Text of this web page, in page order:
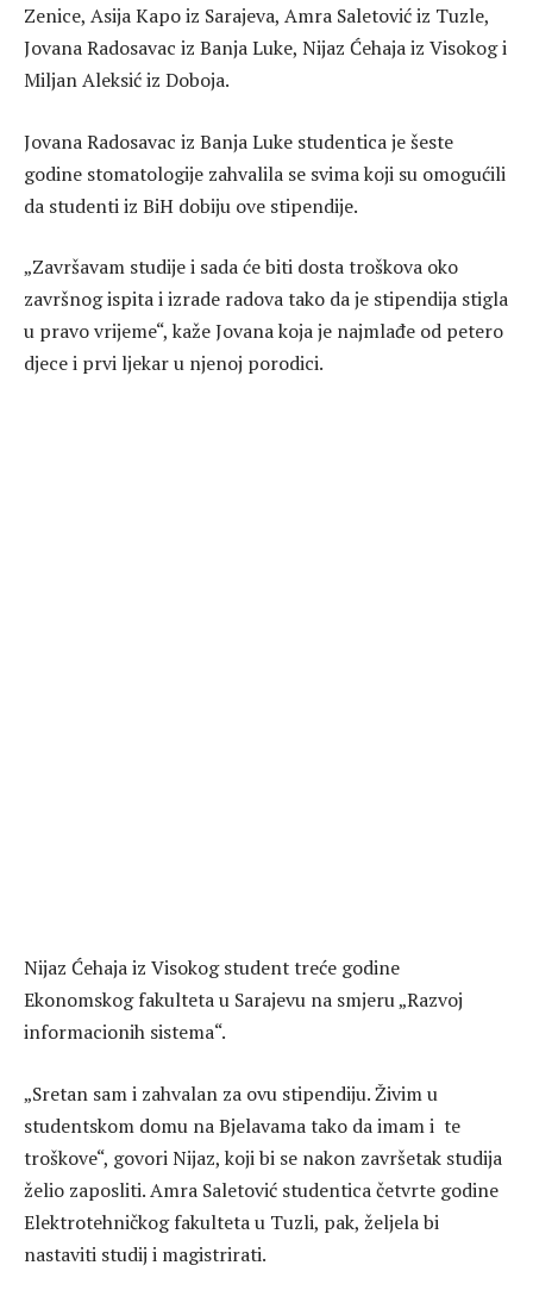
Zenice, Asija Kapo iz Sarajeva, Amra Saletović iz Tuzle,
Jovana Radosavac iz Banja Luke, Nijaz Ćehaja iz Visokog i
Miljan Aleksić iz Doboja.
Jovana Radosavac iz Banja Luke studentica je šeste
godine stomatologije zahvalila se svima koji su omogućili
da studenti iz BiH dobiju ove stipendije.
„Završavam studije i sada će biti dosta troškova oko
završnog ispita i izrade radova tako da je stipendija stigla
u pravo vrijeme“, kaže Jovana koja je najmlađe od petero
djece i prvi ljekar u njenoj porodici.
Nijaz Ćehaja iz Visokog student treće godine
Ekonomskog fakulteta u Sarajevu na smjeru „Razvoj
informacionih sistema“.
„Sretan sam i zahvalan za ovu stipendiju. Živim u
studentskom domu na Bjelavama tako da imam i te
troškove“, govori Nijaz, koji bi se nakon završetak studija
želio zaposliti. Amra Saletović studentica četvrte godine
Elektrotehničkog fakulteta u Tuzli, pak, željela bi
nastaviti studij i magistrirati.